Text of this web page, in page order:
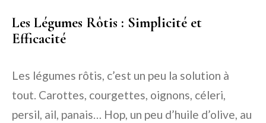
Les Légumes Rôtis : Simplicité et
Efficacité
Les légumes rôtis, c’est un peu la solution à
tout. Carottes, courgettes, oignons, céleri,
persil, ail, panais… Hop, un peu d’huile d’olive, au